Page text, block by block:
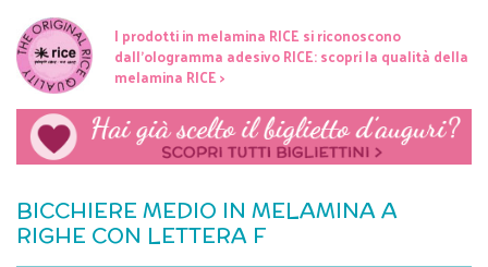
I prodotti in melamina RICE si riconoscono
dall'ologramma adesivo RICE: scopri la qualità della
melamina RICE >
BICCHIERE MEDIO IN MELAMINA A
RIGHE CON LETTERA F